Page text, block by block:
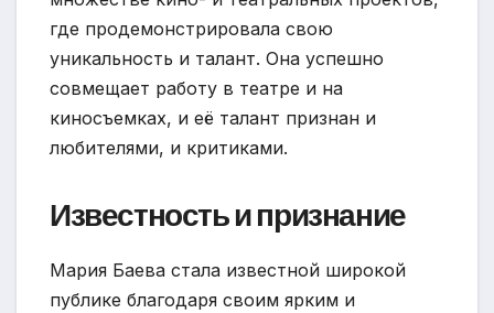
где продемонстрировала свою
уникальность и талант. Она успешно
совмещает работу в театре и на
киносъемках, и её талант признан и
любителями, и критиками.
Известность и признание
Мария Баева стала известной широкой
публике благодаря своим ярким и